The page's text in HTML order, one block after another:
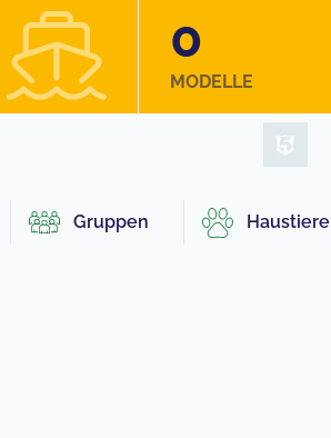
0
MODELLE
Gruppen Haustiere